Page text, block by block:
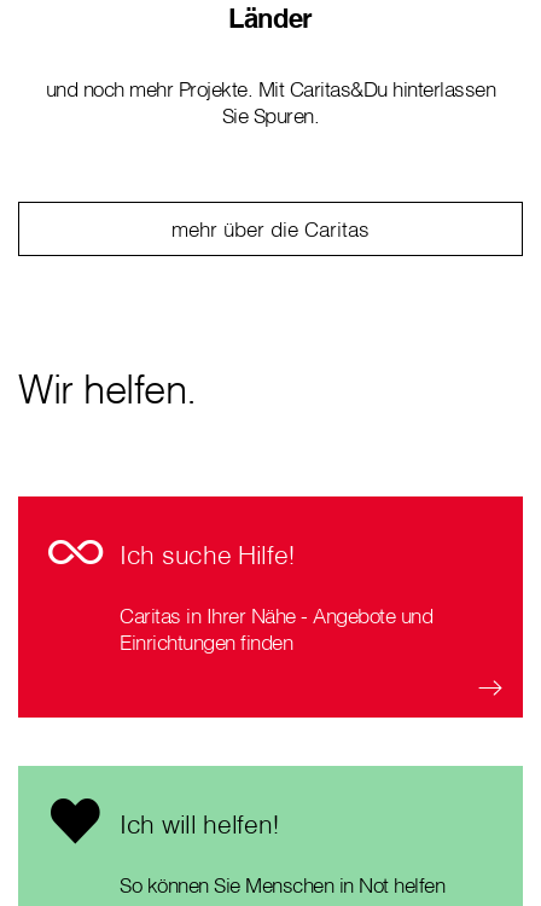
Länder
und noch mehr Projekte. Mit Caritas&Du hinterlassen
Sie Spuren.
mehr über die Caritas
Wir helfen.
Ich suche Hilfe!
Caritas in Ihrer Nähe - Angebote und
Einrichtungen finden
Ich will helfen!
So können Sie Menschen in Not helfen